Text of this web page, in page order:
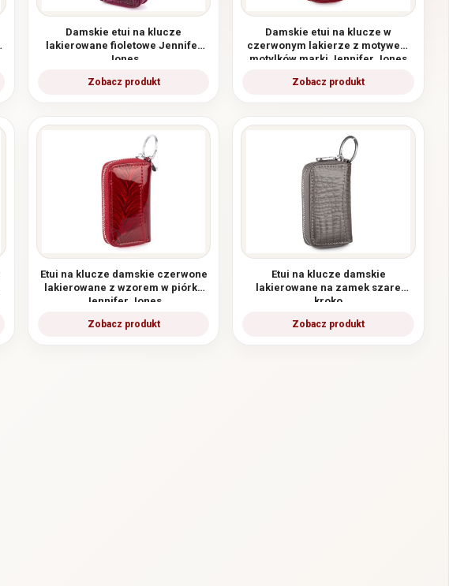
Damskie etui na klucze
lakierowane fioletowe Jennifer
Jones
Damskie etui na klucze w
czerwonym lakierze z motywem
motylków marki Jennifer Jones
Etui na klucze damskie czerwone
lakierowane z wzorem w piórka
Jennifer Jones
Etui na klucze damskie
lakierowane na zamek szare
kroko